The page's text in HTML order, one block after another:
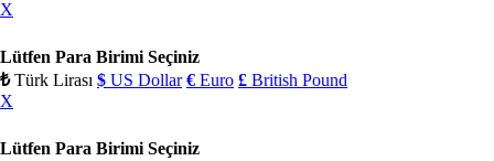
X
Lütfen Para Birimi Seçiniz
₺Türk Lirası $ US Dollar € Euro £ British Pound
X
Lütfen Para Birimi Seçiniz